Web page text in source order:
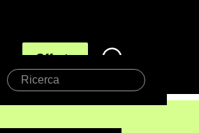
Offerte
Ricerca